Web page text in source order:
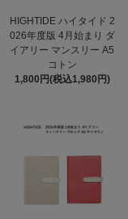
HIGHTIDE ハイタイド 2
026年度版 4月始まり ダ
イアリー マンスリー A5
コトン
1,800円(税込1,980円)